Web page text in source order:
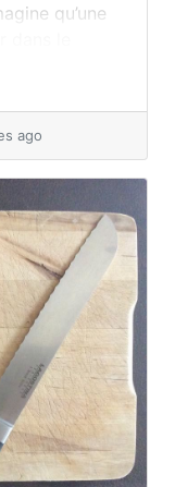
qu’une
risque
ago